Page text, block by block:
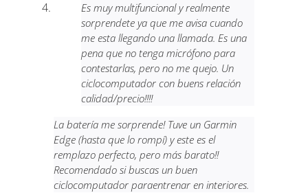
Es muy multifuncional y realmente
sorprendete ya que me avisa cuando
me esta llegando una llamada. Es una
pena que no tenga micrófono para
contestarlas, pero no me quejo. Un
ciclocomputador con buens relación
calidad/precio!!!!
La batería me sorprende! Tuve un Garmin
Edge (hasta que lo rompí) y este es el
remplazo perfecto, pero más barato!!
Recomendado si buscas un buen
ciclocomputador paraentrenar en interiores.